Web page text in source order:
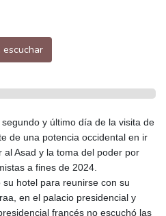
escuchar
y último día de la visita de
de una potencia occidental en ir
Asad y la toma del poder por
a fines de 2024.
hotel para reunirse con su
en el palacio presidencial y
francés no escuchó las